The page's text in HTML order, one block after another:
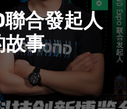
排
合發起人
事